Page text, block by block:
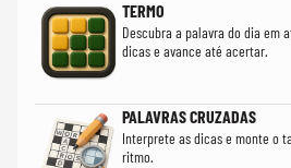
TERMO
Descubra a palavra do dia em
dicas e avance até acertar.
PALAVRAS CRUZADAS
Interprete as dicas e monte o
ritmo.